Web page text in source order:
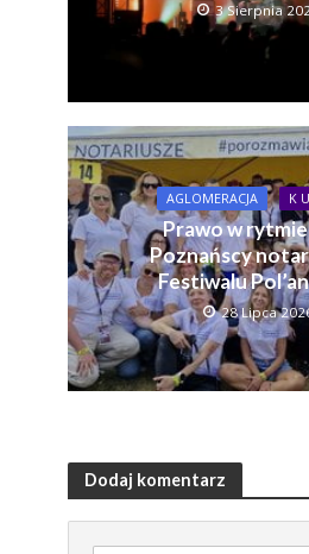
3 Sierpnia
AGLOMERACJA K
Prawo w
Poznańscy
Festiwalu
28 Lipca
Dodaj komentarz